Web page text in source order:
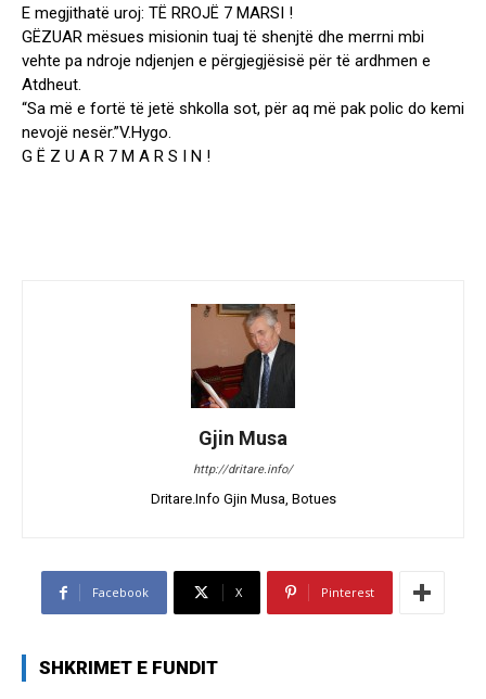
E megjithatë uroj: TË RROJË 7 MARSI !
GËZUAR mësues misionin tuaj të shenjtë dhe merrni mbi
vehte pa ndroje ndjenjen e përgjegjësisë për të ardhmen e
Atdheut.
“Sa më e fortë të jetë shkolla sot, për aq më pak polic do kemi
nevojë nesër.”V.Hygo.
G Ë Z U A R 7 M A R S I N !
Gjin Musa
http://dritare.info/
Dritare.Info Gjin Musa, Botues
Facebook X Pinterest
SHKRIMET E FUNDIT